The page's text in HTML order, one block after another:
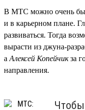
В МТС можно очень
и в карьерном плане.
развиваться. Тогда
вырасти из джуна-
а Алексей Копейчикза
направления.
Чтобы